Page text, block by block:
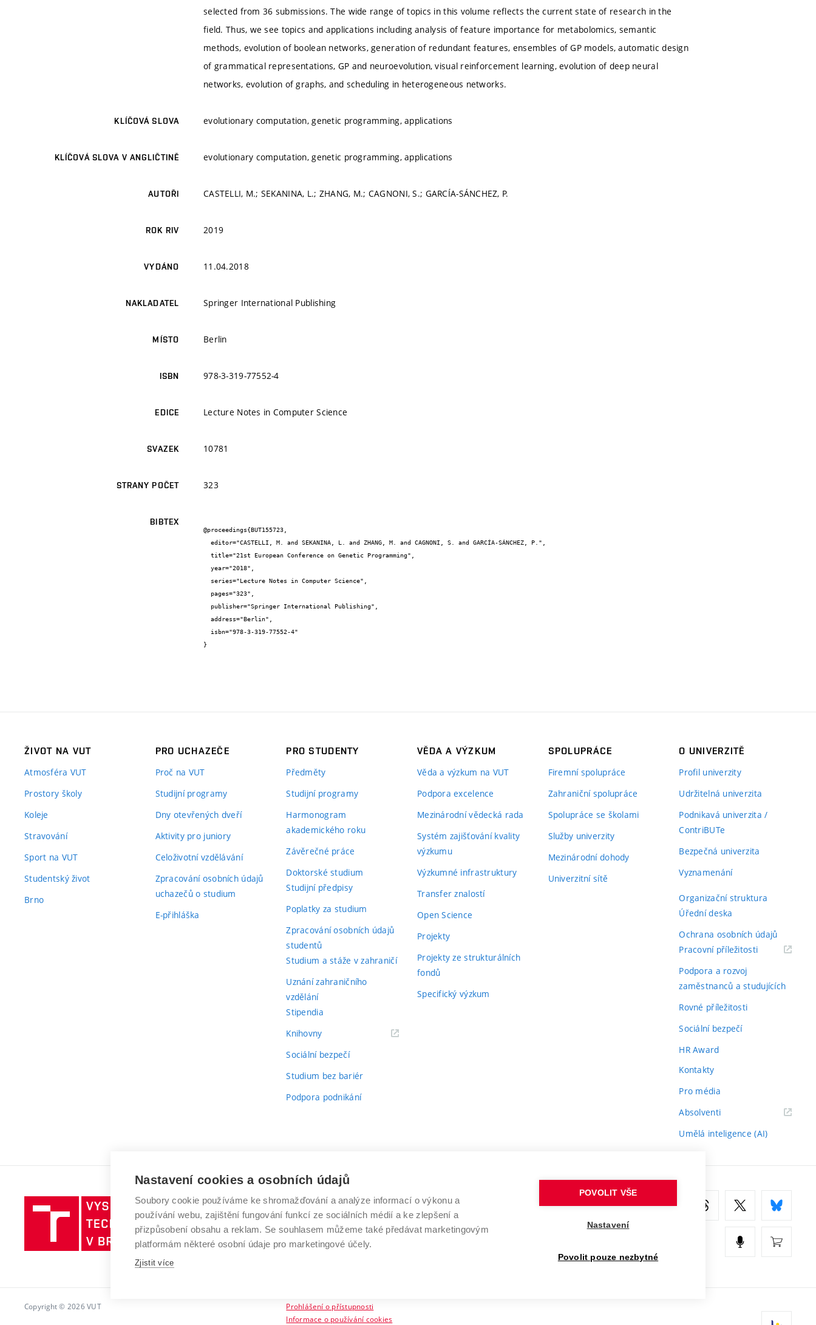
selected from 36 submissions. The wide range of topics in this volume reflects the current state of research in the
field. Thus, we see topics and applications including analysis of feature importance for metabolomics, semantic
methods, evolution of boolean networks, generation of redundant features, ensembles of GP models, automatic design
of grammatical representations, GP and neuroevolution, visual reinforcement learning, evolution of deep neural
networks, evolution of graphs, and scheduling in heterogeneous networks.
KLÍČOVÁ SLOVA evolutionary computation, genetic programming, applications
KLÍČOVÁ SLOVA V ANGLIČTINĚ evolutionary computation, genetic programming, applications
AUTOŘI CASTELLI, M.; SEKANINA, L.; ZHANG, M.; CAGNONI, S.; GARCÍA-SÁNCHEZ, P.
ROK RIV 2019
VYDÁNO 11.04.2018
NAKLADATEL Springer International Publishing
MÍSTO Berlin
ISBN 978-3-319-77552-4
EDICE Lecture Notes in Computer Science
SVAZEK 10781
STRANY POČET 323
BIBTEX
@proceedings{BUT155723,
}
ŽIVOT NA VUT
Atmosféra VUT
Prostory školy
Koleje
Stravování
Sport na VUT
Studentský život
Brno
PRO UCHAZEČE
Proč na VUT
Studijní programy
Dny otevřených dveří
Aktivity pro juniory
Celoživotní vzdělávání
Zpracování osobních údajů
uchazečů o studium
E-přihláška
PRO STUDENTY
Předměty
Studijní programy
Harmonogram
akademického roku
Závěrečné práce
Doktorské studium
Studijní předpisy
Poplatky za studium
Zpracování osobních údajů
studentů
Studium a stáže v zahraničí
Uznání zahraničního
vzdělání
Stipendia
Knihovny(externí
Sociální bezpečí
Studium bez bariér
Podpora podnikání
VĚDA A VÝZKUM
Věda a výzkum na VUT
Podpora excelence
Mezinárodní vědecká rada
Systém zajišťování kvality
výzkumu
Výzkumné infrastruktury
Transfer znalostí
Open Science
Projekty
Projekty ze strukturálních
fondů
Specifický výzkum
SPOLUPRÁCE
Firemní spolupráce
Zahraniční spolupráce
Spolupráce se školami
Služby univerzity
Mezinárodní dohody
Univerzitní sítě
O UNIVERZITĚ
Profil univerzity
Udržitelná univerzita
Podnikavá univerzita /
ContriBUTe
Bezpečná univerzita
Vyznamenání
Organizační struktura
Úřední deska
Ochrana osobních údajů
Pracovní příležitosti(externí
Podpora a rozvoj
zaměstnanců a studujících
Rovné příležitosti
Sociální bezpečí
HR Award
Kontakty
Pro média
Absolventi(externí
Umělá inteligence (AI)
Vysoké
učení
technické
v
VYSOKÉ UČENÍ TECHNICKÉ V BRNĚ
Antonínská 548/1
602 00 Brno
www.vut.cz
Copyright © 2026 VUT
Prohlášení o přístupnosti
Informace o používání cookies
Nastavení cookies a osobních údajů
Soubory cookie používáme ke shromažďování a analýze informací o výkonu a
používání webu, zajištění fungování funkcí ze sociálních médií a ke zlepšení a
přizpůsobení obsahu a reklam. Se souhlasem můžeme také předávat marketingovým
platformám některé osobní údaje pro marketingové účely.
Zjistit více
POVOLIT VŠE
Nastavení
Povolit pouze nezbytné